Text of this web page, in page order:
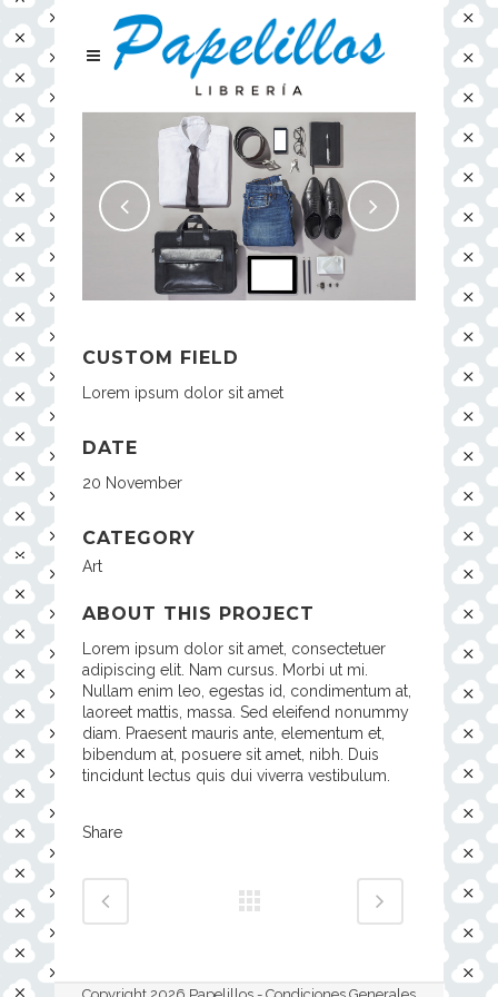
CUSTOM FIELD
Lorem ipsum dolor sit amet
DATE
20 November
CATEGORY
Art
ABOUT THIS PROJECT
Lorem ipsum dolor sit amet, consectetuer
adipiscing elit. Nam cursus. Morbi ut mi.
Nullam enim leo, egestas id, condimentum at,
laoreet mattis, massa. Sed eleifend nonummy
diam. Praesent mauris ante, elementum et,
bibendum at, posuere sit amet, nibh. Duis
tincidunt lectus quis dui viverra vestibulum.
Share